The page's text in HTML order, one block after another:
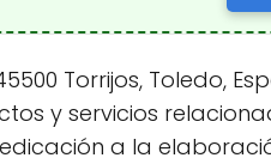
Torrijos, Toledo,
y servicios
a la